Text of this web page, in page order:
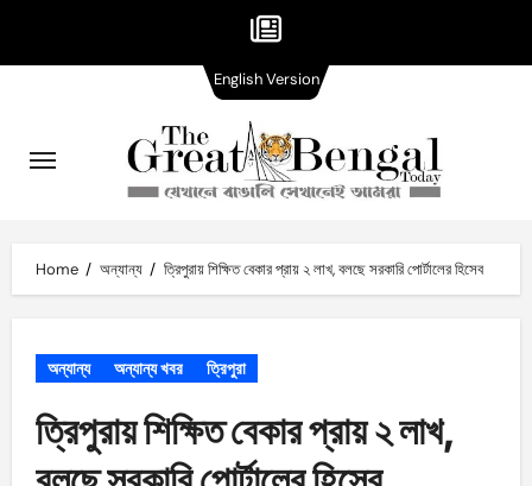
content
Home অন্যান্য ত্রিপুরায় শিক্ষিত বেকার প্রায় ২ লাখ, বলছে সরকারি পোর্টালের হিসেব
অন্যান্য অন্যান্য খবর ত্রিপুরা
ত্রিপুরায় শিক্ষিত বেকার প্রায় ২ লাখ,
English VersionVersion